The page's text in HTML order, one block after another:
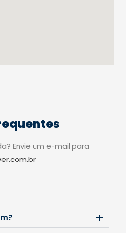
Envie um e-mail para